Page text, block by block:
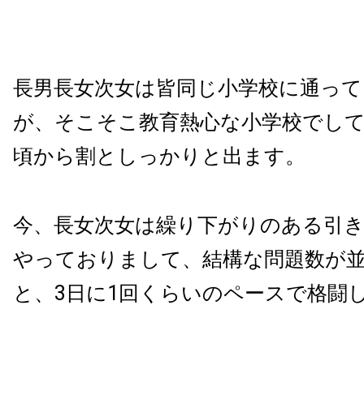
長男長女次女は皆同じ小学校に通っ
が、そこそこ教育熱心な小学校でし
頃から割としっかりと出ます。
今、長女次女は繰り下がりのある引
やっておりまして、結構な問題数が
と、3日に1回くらいのペースで格闘